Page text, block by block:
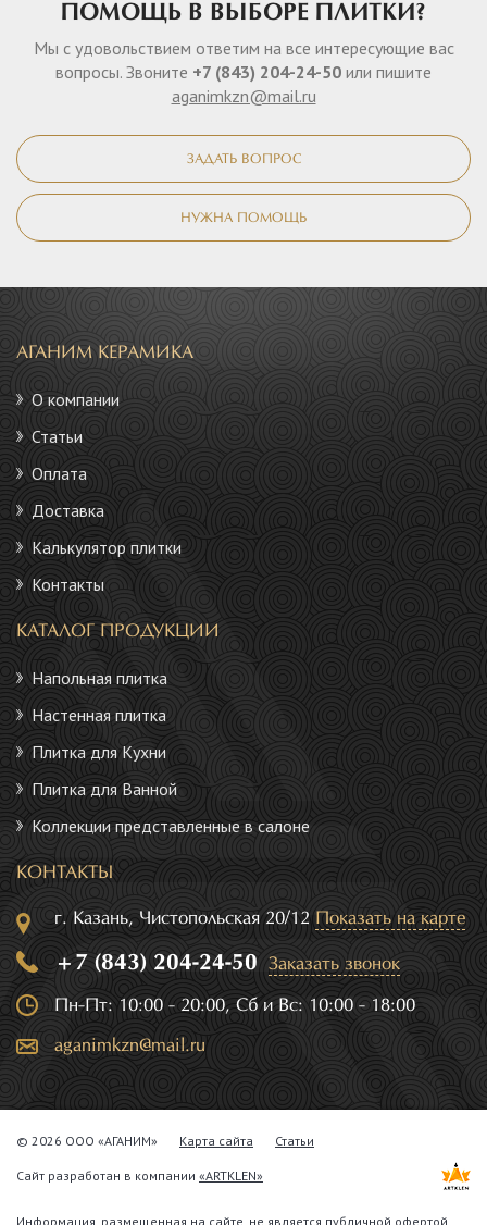
ПОМОЩЬ В ВЫБОРЕ ПЛИТКИ?
Мы с удовольствием ответим на все интересующие вас
вопросы. Звоните +7 (843) 204-24-50 или пишите
aganimkzn@mail.ru
ЗАДАТЬ ВОПРОС
НУЖНА ПОМОЩЬ
АГАНИМ КЕРАМИКА
О компании
Статьи
Оплата
Доставка
Калькулятор плитки
Контакты
КАТАЛОГ ПРОДУКЦИИ
Напольная плитка
Настенная плитка
Плитка для Кухни
Плитка для Ванной
Коллекции представленные в салоне
КОНТАКТЫ
г. Казань, Чистопольская 20/12 Показать на карте
+7 (843) 204-24-50 Заказать звонок
Пн-Пт: 10:00 - 20:00, Сб и Вс: 10:00 - 18:00
aganimkzn@mail.ru
© 2026 ООО «АГАНИМ» Карта сайта Статьи
Сайт разработан в компании «ARTKLEN»
Информация, размещенная на сайте, не является публичной офертой